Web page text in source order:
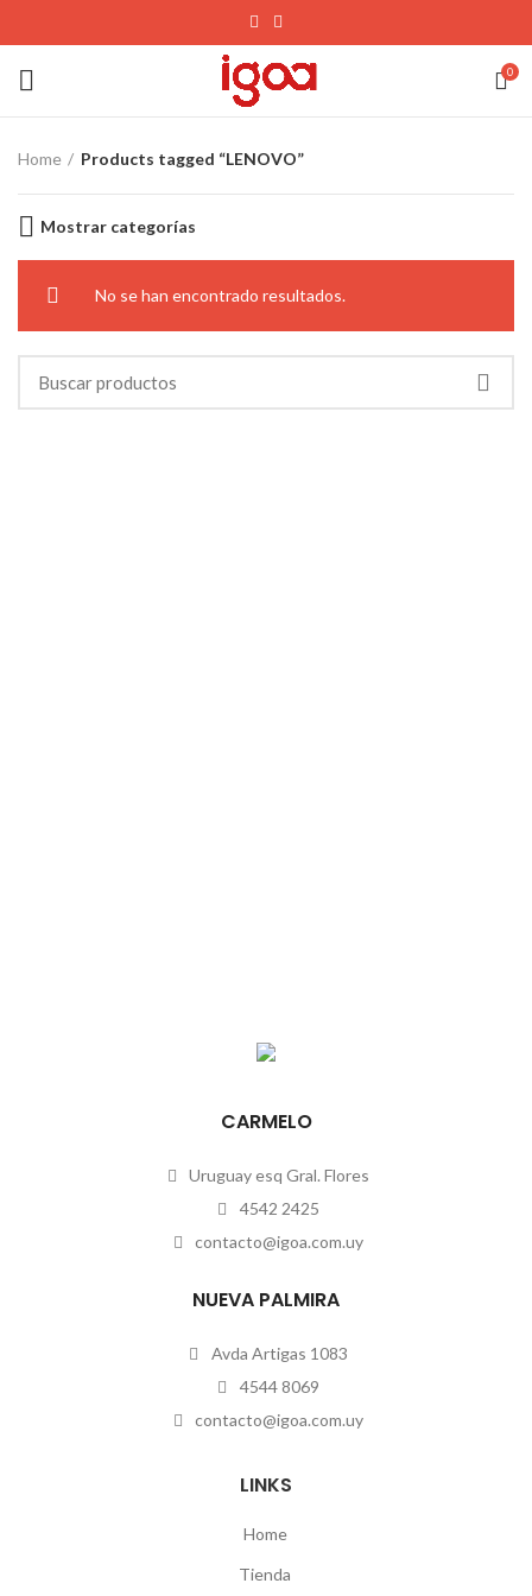
0
Home Products tagged “LENOVO”
Mostrar categorías
No se han encontrado resultados.
CARMELO
Uruguay esq Gral. Flores
4542 2425
contacto@igoa.com.uy
NUEVA PALMIRA
Avda Artigas 1083
4544 8069
contacto@igoa.com.uy
LINKS
Home
Tienda